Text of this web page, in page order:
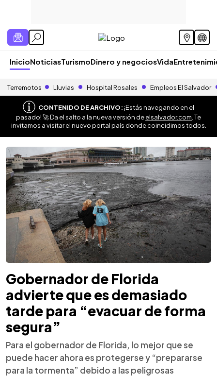
InicioNoticiasTurismoDinero y negociosVida
Terremotos Lluvias Hospital Rosales Empleos El Salvador
CONTENIDO DE ARCHIVO:¡Estás navegando en el
pasado! 🚀 Da el salto a la nueva versión deelsalvador.com . Te
invitamos a visitar el nuevo portal país donde coincidimos todos.
Gobernador de Florida
advierte que es demasiado
tarde para “evacuar de forma
segura”
Para el gobernador de Florida, lo mejor que se
puede hacer ahora es protegerse y “prepararse
para la tormenta” debido a las peligrosas